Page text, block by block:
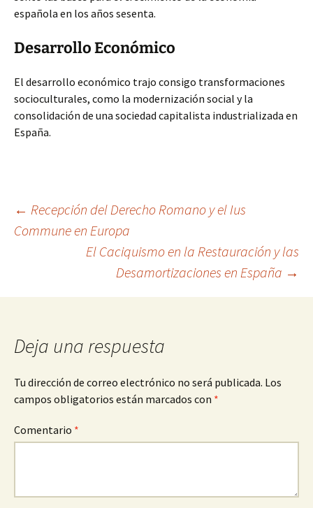
española en los años sesenta.
Desarrollo Económico
El desarrollo económico trajo consigo transformaciones
socioculturales, como la modernización social y la
consolidación de una sociedad capitalista industrializada en
España.
Navegación
entradas
← Recepción del Derecho Romano y el Ius
Commune en Europa
El Caciquismo en la Restauración y las
Desamortizaciones en España →
Deja una respuesta
Tu dirección de correo electrónico no será publicada. Los
campos obligatorios están marcados con *
Comentario *